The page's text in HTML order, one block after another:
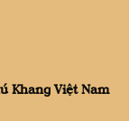
Khang Việt Nam